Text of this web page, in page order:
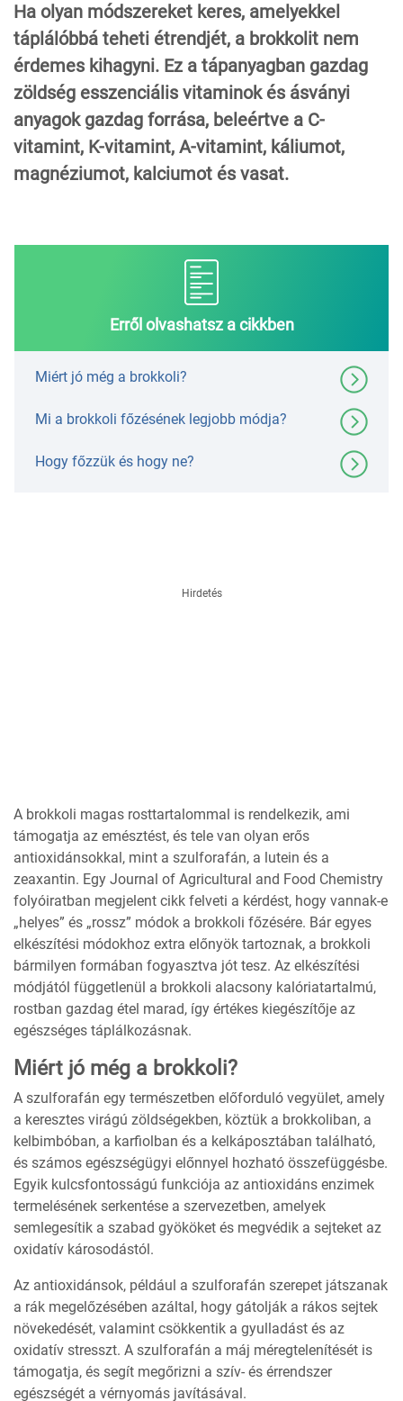
Ha olyan módszereket keres, amelyekkel
táplálóbbá teheti étrendjét, a brokkolit nem
érdemes kihagyni. Ez a tápanyagban gazdag
zöldség esszenciális vitaminok és ásványi
anyagok gazdag forrása, beleértve a C-
vitamint, K-vitamint, A-vitamint, káliumot,
magnéziumot, kalciumot és vasat.
Erről olvashatsz a cikkben
Miért jó még a brokkoli?
Mi a brokkoli főzésének legjobb módja?
Hogy főzzük és hogy ne?
Hirdetés
A brokkoli magas rosttartalommal is rendelkezik, ami
támogatja az emésztést, és tele van olyan erős
antioxidánsokkal, mint a szulforafán, a lutein és a
zeaxantin. Egy Journal of Agricultural and Food Chemistry
folyóiratban megjelent cikk felveti a kérdést, hogy vannak-e
„helyes” és „rossz” módok a brokkoli főzésére. Bár egyes
elkészítési módokhoz extra előnyök tartoznak, a brokkoli
bármilyen formában fogyasztva jót tesz. Az elkészítési
módjától függetlenül a brokkoli alacsony kalóriatartalmú,
rostban gazdag étel marad, így értékes kiegészítője az
egészséges táplálkozásnak.
Miért jó még a brokkoli?
A szulforafán egy természetben előforduló vegyület, amely
a keresztes virágú zöldségekben, köztük a brokkoliban, a
kelbimbóban, a karfiolban és a kelkáposztában található,
és számos egészségügyi előnnyel hozható összefüggésbe.
Egyik kulcsfontosságú funkciója az antioxidáns enzimek
termelésének serkentése a szervezetben, amelyek
semlegesítik a szabad gyököket és megvédik a sejteket az
oxidatív károsodástól.
Az antioxidánsok, például a szulforafán szerepet játszanak
a rák megelőzésében azáltal, hogy gátolják a rákos sejtek
növekedését, valamint csökkentik a gyulladást és az
oxidatív stresszt. A szulforafán a máj méregtelenítését is
támogatja, és segít megőrizni a szív- és érrendszer
egészségét a vérnyomás javításával.